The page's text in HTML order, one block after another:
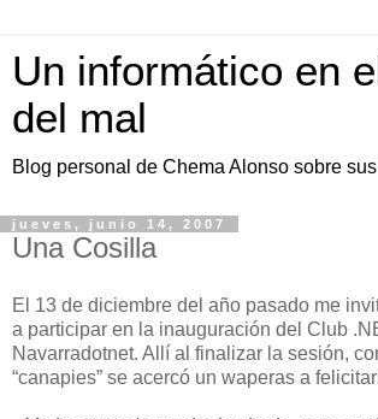
Un informático en
del mal
Blog personal de Chema Alonso sobre
jueves, junio 14, 2007
Una Cosilla
El 13 de diciembre del año pasado me
a participar en la inauguración del Club
Navarradotnet. Allí al finalizar la sesión,
“canapies” se acercó un waperas a